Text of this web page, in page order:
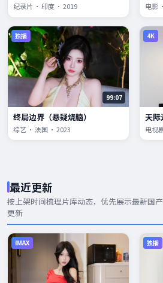
纪录片 · 印度 · 2019 电影
独播
99:07
终局边界（悬疑烧脑）
综艺 · 法国 · 2023
4K
天际
电视
最近更新
按上架时间梳理片库动态，优先展示最新国
更新
IMAX 独播